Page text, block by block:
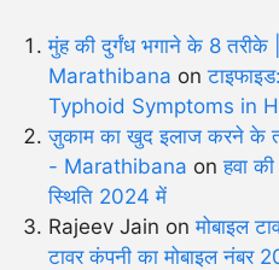
मुंह की दुर्गंध भगाने के 8 तरीके
Marathibana on
Typhoid Symptoms in
ज़ुकाम का खुद इलाज करने के
- Marathibana onहवा
स्थिति 2024 में
Rajeev Jain onमोबाइल
टावर कंपनी का मोबाइल नंबर